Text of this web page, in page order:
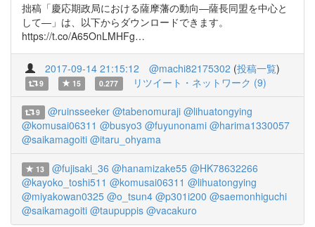
拙稿「慶応期政局における薩摩藩の動向―薩長同盟を中心と
して―」は、以下からダウンロードできます。
https://t.co/A65OnLMHFg…
2017-09-14 21:15:12 @machi82175302 (投稿一覧)
9 15 0.277 リツイート・ネットワーク (9)
9 @ruinsseeker @tabenomuraji @lihuatongying
@komusai06311 @busyo3 @fuyunonami @harima1330057
@saikamagoiti @itaru_ohyama
13 @fujisaki_36 @hanamizake55 @HK78632266
@kayoko_toshi511 @komusai06311 @lihuatongying
@miyakowan0325 @o_tsun4 @p301i200 @saemonhiguchi
@saikamagoiti @taupuppis @vacakuro